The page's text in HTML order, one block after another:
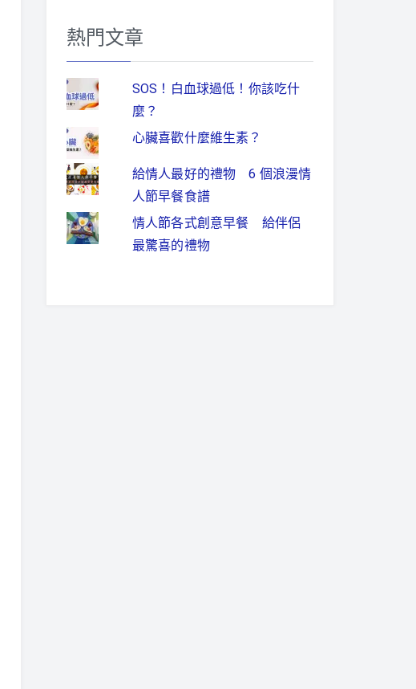
熱門文章
SOS！白血球過低！你該吃什
麼？
心臟喜歡什麼維生素？
給情人最好的禮物 6 個浪漫情
人節早餐食譜
情人節各式創意早餐 給伴侶
最驚喜的禮物